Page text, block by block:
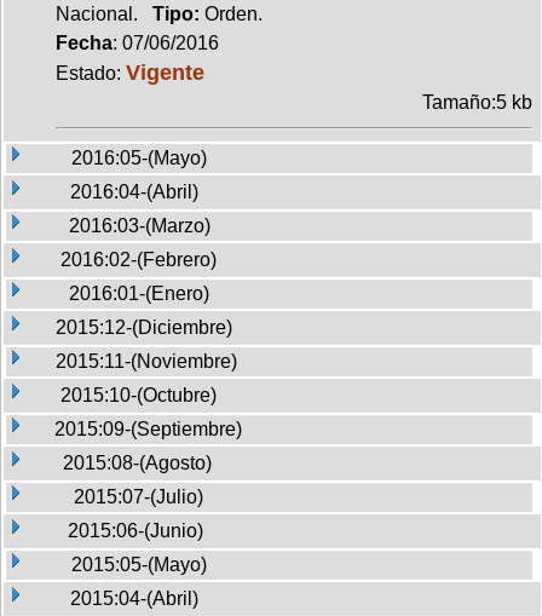
Nacional. Tipo: Orden.
Fecha: 07/06/2016
Estado: Vigente
Tamaño:5 kb
2016:05-(Mayo)
2016:04-(Abril)
2016:03-(Marzo)
2016:02-(Febrero)
2016:01-(Enero)
2015:12-(Diciembre)
2015:11-(Noviembre)
2015:10-(Octubre)
2015:09-(Septiembre)
2015:08-(Agosto)
2015:07-(Julio)
2015:06-(Junio)
2015:05-(Mayo)
2015:04-(Abril)